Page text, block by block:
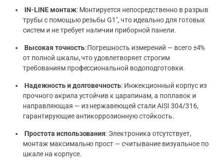
IN-LINE монтаж: Монтируется непосредственно в разрыв
трубы с помощью резьбы G1″, что идеально для готовых
систем и не требует наличии приборной панели.
Высокая точность: Погрешность измерений — всего ±4%
от полной шкалы, что удовлетворяет строгим
требованиям профессиональной водоподготовки.
Надежность и долговечность: Инжекционный корпус из
прочного акрила устойчив к царапинам, а поплавок и
направляющая — из нержавеющей стали AISI 304/316,
гарантирующие антикоррозионную стойкость.
Простота использования: Электроника отсутствует,
монтаж максимально прост — считывание визуальное по
шкале на корпусе.